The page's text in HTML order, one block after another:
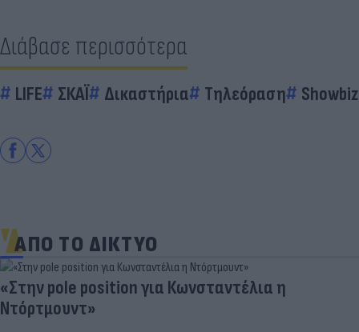
Διάβασε περισσότερα
LIFE ΣΚΑΪ Δικαστήρια Τηλεόραση Showbiz
ΑΠΟ ΤΟ ΔΙΚΤΥΟ
«Στην pole position για Κωνσταντέλια η
Ντόρτμουντ»